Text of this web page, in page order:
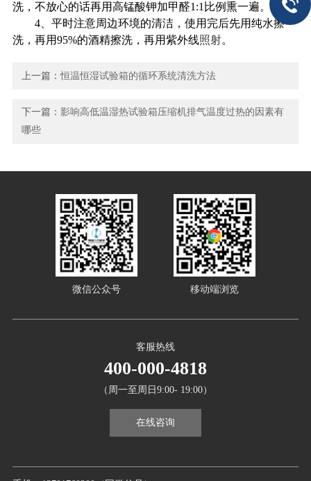
洗，不放心的话再用高锰酸钾加甲醛1:1比例熏一遍。
4、平时注意周边环境的清洁，使用完后先用纯水擦
洗，再用95%的酒精擦洗，再用紫外线照射。
上一篇：恒温恒湿试验箱的循环系统清洗方法
下一篇：影响高低温湿热试验箱压缩机排气温度过热的因素有
哪些
客服热线
400-000-4818
（周一至周日9:00- 19:00）
在线咨询
微信公众号 移动端浏览